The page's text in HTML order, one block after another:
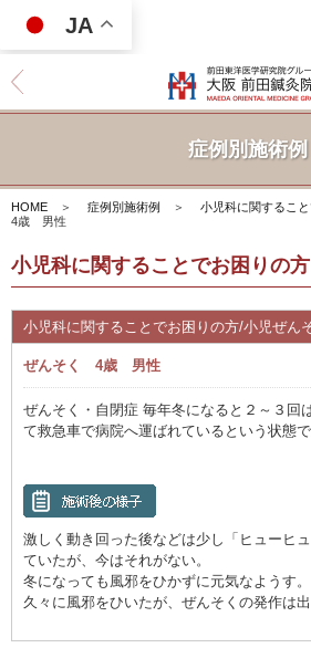
JA
症例別施術例
HOME ＞ 症例別施術例 ＞ 小児科に関するこ
4歳 男性
小児科に関することでお困りの方
小児科に関することでお困りの方/小児ぜん
ぜんそく 4歳 男性
ぜんそく・自閉症 毎年冬になると２～３回
て救急車で病院へ運ばれているという状態で
激しく動き回った後などは少し「ヒューヒ
ていたが、今はそれがない。
冬になっても風邪をひかずに元気なようす。
久々に風邪をひいたが、ぜんそくの発作は出